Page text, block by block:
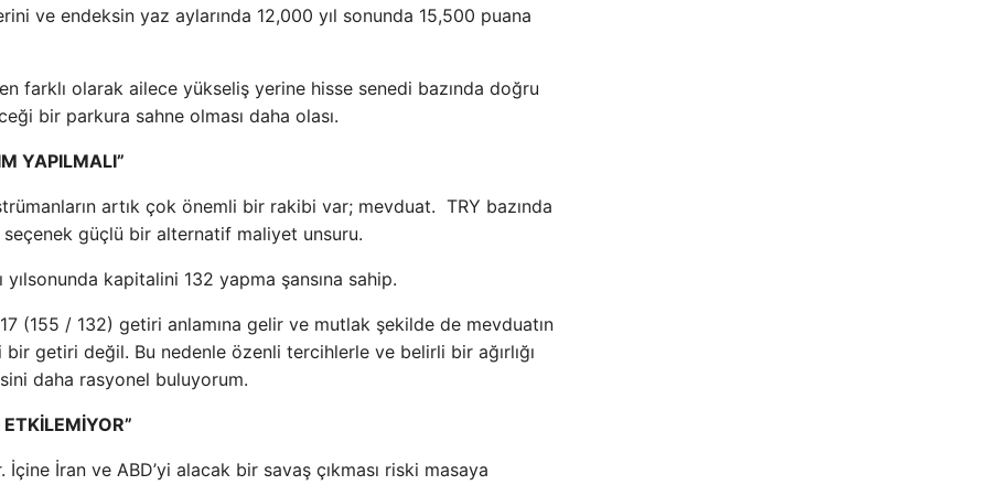
ve endeksin yaz aylarında 12,000 yıl sonunda 15,500 puana
farklı olarak ailece yükseliş yerine hisse senedi bazında doğru
bir parkura sahne olması daha olası.
YAPILMALI”
artık çok önemli bir rakibi var; mevduat. TRY bazında
güçlü bir alternatif maliyet unsuru.
kapitalini 132 yapma şansına sahip.
(155 / 132) getiri anlamına gelir ve mutlak şekilde de mevduatın
getiri değil. Bu nedenle özenli tercihlerle ve belirli bir ağırlığı
daha rasyonel buluyorum.
İran ve ABD’yi alacak bir savaş çıkması riski masaya